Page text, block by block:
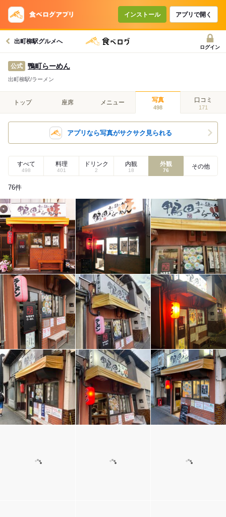
インストール アプリで開く
出町柳駅グルメへ
ログイン
公式 鴨町らーめん
出町柳駅/ラーメン
トップ 座席 メニュー 写真
498
口コミ
171
アプリなら写真がサクサク見られる
すべて
498
料理
401
ドリンク
2
内観
18
外観
76
その他
76件